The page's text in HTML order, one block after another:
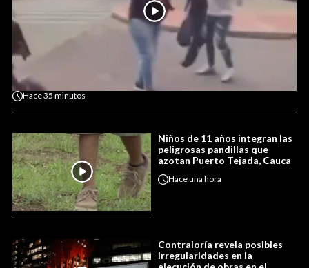
Hace35 minutos
Niños de 11 años integran las
peligrosas pandillas que
azotan Puerto Tejada, Cauca
Haceuna hora
Contraloría revela posibles
irregularidades en la